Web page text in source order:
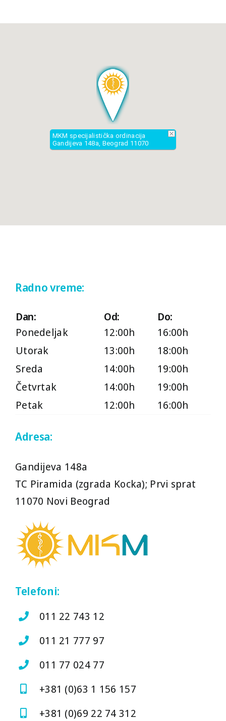
MKM specijalistička ordinacija
Gandijeva 148a, Beograd 11070
Radno vreme:
Dan: Od:
Do:
Ponedeljak
12:00h
16:00h
Utorak
13:00h
18:00h
Sreda
14:00h
19:00h
Četvrtak
14:00h
19:00h
Petak
12:00h 16:00h
Adresa:
Gandijeva 148a
TC Piramida (zgrada Kocka); Prvi sprat
11070 Novi Beograd
Telefoni:
011 22 743 12
011 21 777 97
011 77 024 77
+381 (0)63 1 156 157
+381 (0)69 22 74 312
011 77 024 77
Od:
Ponedeljak 12:00h 16:00h
Četvrtak 14:00h 19:00h